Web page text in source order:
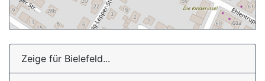
Zeige für Bielefeld...